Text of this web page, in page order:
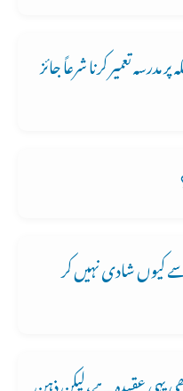
مدرسہ تعمیر کرنا شرعاً جائز
کیوں شادی نہیں کر
یہی عقیدہ ہے،لیکن ذہن